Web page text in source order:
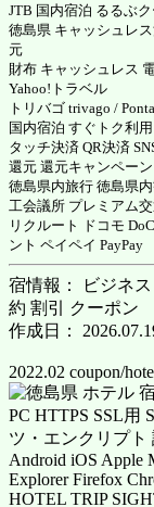
JTB 国内宿泊 るるぶ
徳島県 キャッシュレ
元
財布 キャッシュレス
Yahoo!トラベル
トリバゴ trivago /
国内宿泊 すぐトク利用
タッチ決済 QR決済
還元 還元キャンペーン
徳島県内旅行 徳島県
工会議所 プレミアム
リクルート ドコモ
ント ペイペイ PayPay
宿情報： ビジネ
約 割引 クーポン
作成日：
2022.02 coupon/
PC HTTPS SSL用
ツ・エンクリプト
Android iOS Apple
Explorer Firefox
HOTEL TRIP